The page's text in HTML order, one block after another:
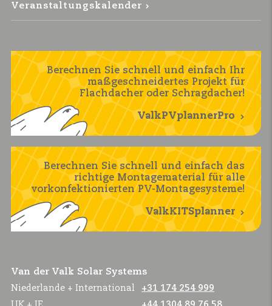
Veranstaltungskalender
Berechnen Sie schnell und einfach Ihr
maßgeschneidertes Projekt für
Flachdacher oder Schragdacher!
ValkPVplannerPro
Berechnen Sie schnell und einfach das
richtige Montagematerial für alle
vorkonfektionierten PV-Montagesysteme!
ValkKITSplanner
Van der Valk Solar Systems
Niederlande + International
+31 174 254 999